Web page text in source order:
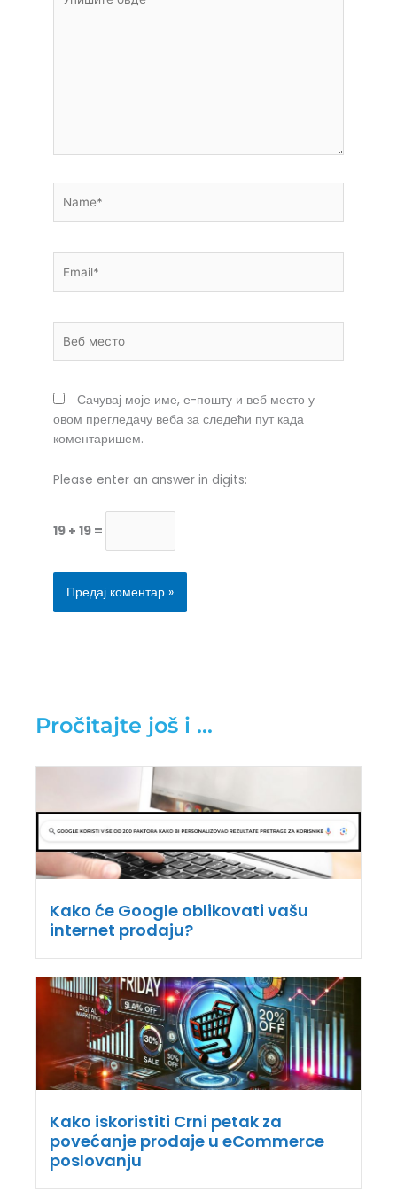
овде
место
Сачувај моје име, е-пошту и веб место у
овом прегледачу веба за следећи пут када
коментаришем.
Please enter an answer in digits:
19 + 19 =
Pročitajte još i ...
Kako će Google oblikovati vašu
internet prodaju?
Kako iskoristiti Crni petak za
povećanje prodaje u eCommerce
poslovanju